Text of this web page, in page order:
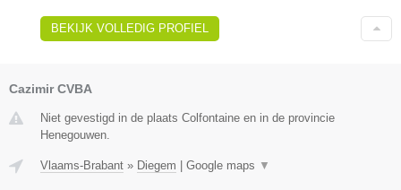
BEKIJK VOLLEDIG PROFIEL
Cazimir CVBA
Niet gevestigd in de plaats Colfontaine en in de provincie
Henegouwen.
Vlaams-Brabant » Diegem | Google maps ▼